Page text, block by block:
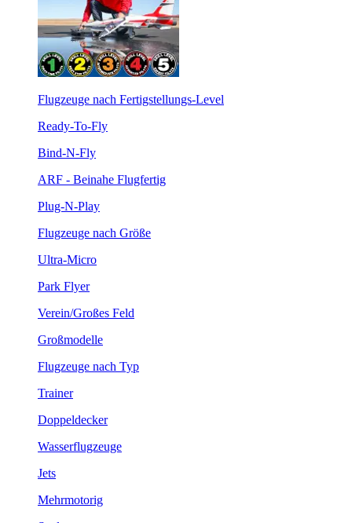
Flugzeuge nach Fertigstellungs-Level
Ready-To-Fly
Bind-N-Fly
ARF - Beinahe Flugfertig
Plug-N-Play
Flugzeuge nach Größe
Ultra-Micro
Park Flyer
Verein/Großes Feld
Großmodelle
Flugzeuge nach Typ
Trainer
Doppeldecker
Wasserflugzeuge
Jets
Mehrmotorig